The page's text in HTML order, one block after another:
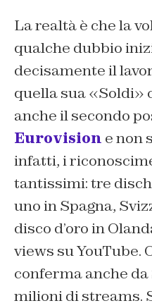
La realtà è che la
qualche dubbio
decisamente il
quella sua «Soldi»
anche il secondo
Eurovision e non
infatti, i
tantissimi: tre
uno in Spagna,
disco d’oro in
views su YouTube.
conferma anche da
milioni di streams.